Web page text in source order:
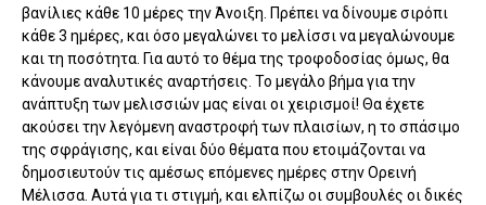
βανίλιες κάθε 10 μέρες την Άνοιξη. Πρέπει να δίνουμε σιρόπι
κάθε 3 ημέρες, και όσο μεγαλώνει το μελίσσι να μεγαλώνουμε
και τη ποσότητα. Για αυτό το θέμα της τροφοδοσίας όμως, θα
κάνουμε αναλυτικές αναρτήσεις. Το μεγάλο βήμα για την
ανάπτυξη των μελισσιών μας είναι οι χειρισμοί! Θα έχετε
ακούσει την λεγόμενη αναστροφή των πλαισίων, η το σπάσιμο
της σφράγισης, και είναι δύο θέματα που ετοιμάζονται να
δημοσιευτούν τις αμέσως επόμενες ημέρες στην Ορεινή
Μέλισσα. Αυτά για τι στιγμή, και ελπίζω οι συμβουλές οι δικές